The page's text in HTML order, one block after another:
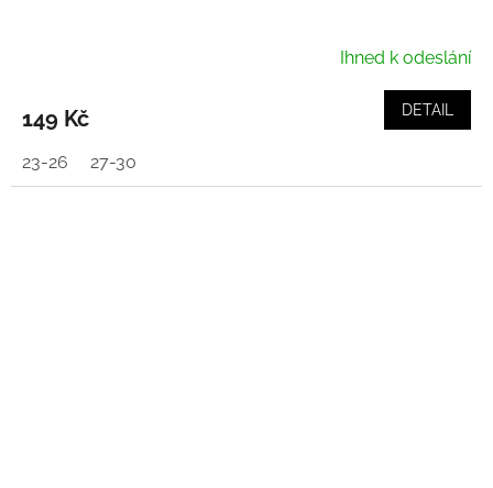
Ihned k odeslání
149 Kč DETAIL
23-26 27-30